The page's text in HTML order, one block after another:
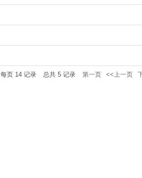
每页 14 记录 总共 5 记录 第一页 <<上一页